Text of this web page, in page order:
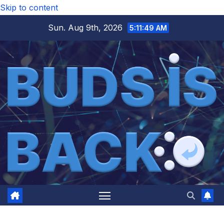
Skip to content
Sun. Aug 9th, 2026
5:11:49 AM